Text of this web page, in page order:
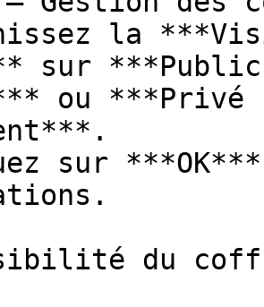
la
sur ***Public
ou
sur
du